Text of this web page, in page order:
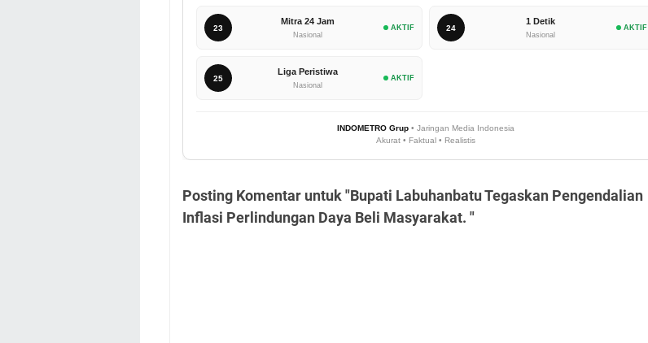
23
Mitra 24 Jam
Nasional
AKTIF 24
1 Detik
Nasional
AKTIF
25
Liga Peristiwa
Nasional
AKTIF
INDOMETRO Grup• Jaringan Media Indonesia
Akurat • Faktual • Realistis
Posting Komentar untuk "Bupati Labuhanbatu Tegaskan Pengendalian
Inflasi Perlindungan Daya Beli Masyarakat. "